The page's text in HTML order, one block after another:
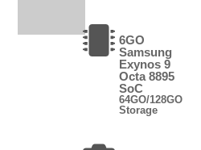
6GO
Samsung
Exynos 9
Octa 8895
SoC
64GO/128GO
Storage